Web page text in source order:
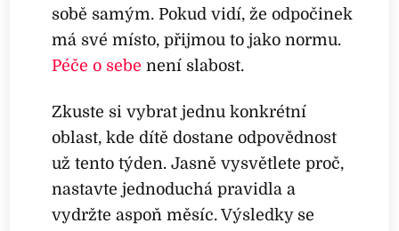
sobě samým. Pokud vidí, že odpočinek
má své místo, přijmou to jako normu.
Péče o sebe není slabost.
Zkuste si vybrat jednu konkrétní
oblast, kde dítě dostane odpovědnost
už tento týden. Jasně vysvětlete proč,
nastavte jednoduchá pravidla a
vydržte aspoň měsíc. Výsledky se